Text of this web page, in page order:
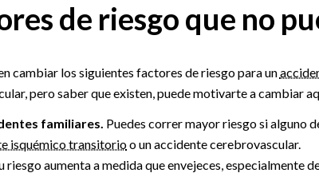
de riesgo que no
cambiar los siguientes factores de riesgo para un
pero saber que existen, puede motivarte a cambiar
familiares. Puedes correr mayor riesgo si alguno
isquémico transitorioo un accidente cerebrovascular.
riesgo aumenta a medida que envejeces, especialmente